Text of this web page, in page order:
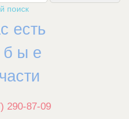
поиск
есть
ы е
290-87-09